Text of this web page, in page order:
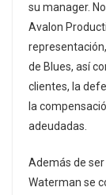
su manager.
Avalon
de Blues, así
clientes, la
la
adeudadas.
Además de
Waterman se